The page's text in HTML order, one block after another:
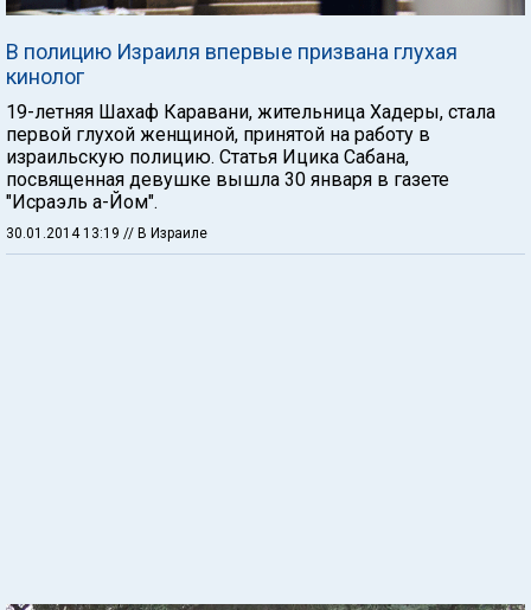
В полицию Израиля впервые призвана глухая
кинолог
19-летняя Шахаф Каравани, жительница Хадеры, стала
первой глухой женщиной, принятой на работу в
израильскую полицию. Статья Ицика Сабана,
посвященная девушке вышла 30 января в газете
"Исраэль а-Йом".
30.01.2014 13:19 // В Израиле